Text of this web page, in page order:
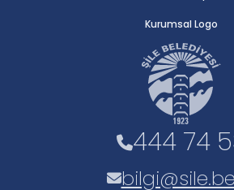
Kurumsal Logo
444 74